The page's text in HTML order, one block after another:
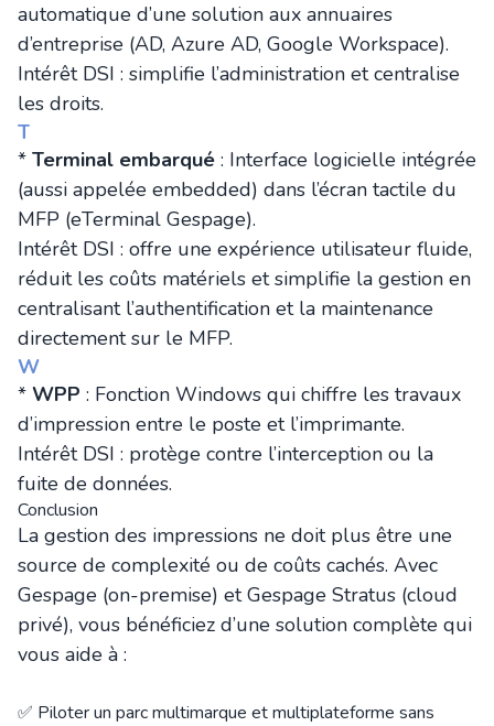
automatique d’une solution aux annuaires
d’entreprise (AD, Azure AD, Google Workspace).
Intérêt DSI : simplifie l’administration et centralise
les droits.
T
* Terminal embarqué : Interface logicielle intégrée
(aussi appelée embedded) dans l’écran tactile du
MFP (eTerminal Gespage).
Intérêt DSI : offre une expérience utilisateur fluide,
réduit les coûts matériels et simplifie la gestion en
centralisant l’authentification et la maintenance
directement sur le MFP.
W
* WPP : Fonction Windows qui chiffre les travaux
d’impression entre le poste et l’imprimante.
Intérêt DSI : protège contre l’interception ou la
fuite de données.
Conclusion
La gestion des impressions ne doit plus être une
source de complexité ou de coûts cachés. Avec
Gespage (on-premise) et Gespage Stratus (cloud
privé), vous bénéficiez d’une solution complète qui
vous aide à :
✅ Piloter un parc multimarque et multiplateforme sans